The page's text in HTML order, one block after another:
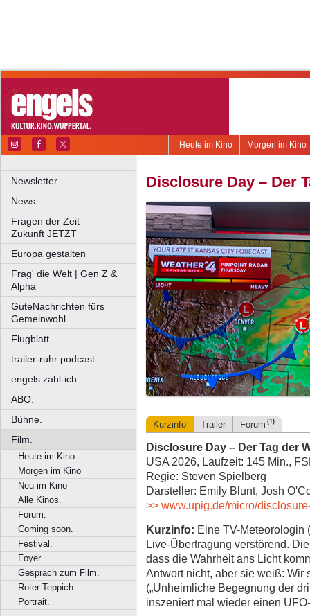
Morgen im Kino
Heute im Kino
Newsletter.
News.
Fragen der Zeit
Zukunft JETZT
Europa gestalten
Frag' die Welt | Gen Z &
Alpha
GuteNachrichten fürs
Gemeinwohl
Flugblatt.
trailer-ruhr podcast.
engels zahl-ich.
ABO.
Bühne.
Film.
Heute im Kino
Morgen im Kino
Neu im Kino
Alle Kinos.
Forum.
Coming soon.
Festival.
Foyer.
Gespräch zum Film.
Roter Teppich.
Portrait.
Disclosure Day – Der
Kurzinfo Trailer Forum (1)
Disclosure Day – Der Tag der
USA 2026, Laufzeit: 145 Min.,
Regie: Steven Spielberg
Darsteller: Emily Blunt, Josh
>> www.upig.de/micro/
Kurzinfo: Eine TV-Meteorologin
Live-Übertragung verstörend.
dass die Wahrheit ans Licht
Antwort nicht, aber sie weiß:
(„Unheimliche Begegnung der
inszeniert mal wieder einen